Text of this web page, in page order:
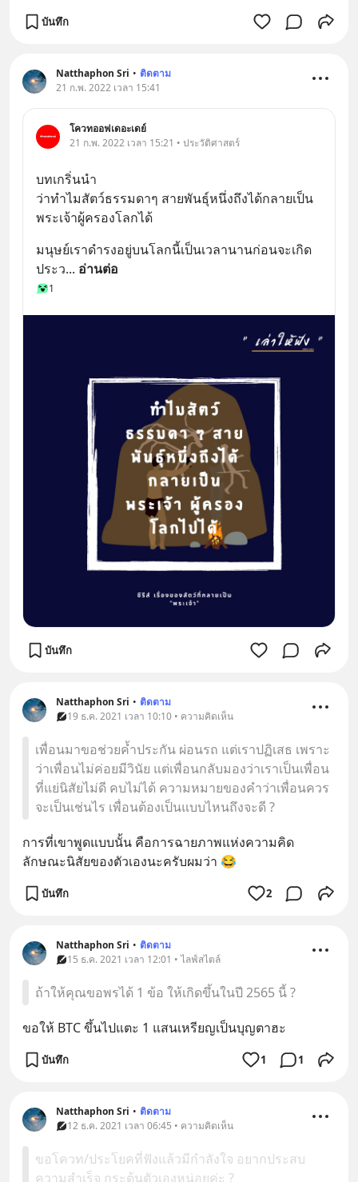
บันทึก
Natthaphon Sri • ติดตาม
21 ก.พ. 2022 เวลา 15:41
โควทออฟเดอะเดย์
21 ก.พ. 2022 เวลา 15:21 • ประวัติศาสตร์
บทเกริ่นนำ
ว่าทำไมสัตว์ธรรมดาๆ สายพันธุ์หนึ่งถึงได้กลายเป็น
พระเจ้าผู้ครองโลกได้
มนุษย์เราดำรงอยู่บนโลกนี้เป็นเวลานานก่อนจะเกิด
ประว... อ่านต่อ
1
บันทึก
Natthaphon Sri • ติดตาม
19 ธ.ค. 2021 เวลา 10:10 • ความคิดเห็น
เพื่อนมาขอช่วยค้ำประกัน ผ่อนรถ แต่เราปฏิเสธ เพราะ
ว่าเพื่อนไม่ค่อยมีวินัย แต่เพื่อนกลับมองว่าเราเป็นเพื่อน
ที่แย่นิสัยไม่ดี คบไม่ได้ ความหมายของคำว่าเพื่อนควร
จะเป็นเช่นไร เพื่อนต้องเป็นแบบไหนถึงจะดี ?
การที่เขาพูดแบบนั้น คือการฉายภาพแห่งความคิด
ลักษณะนิสัยของตัวเองนะครับผมว่า 😂
บันทึก 2
Natthaphon Sri • ติดตาม
15 ธ.ค. 2021 เวลา 12:01 • ไลฟ์สไตล์
ถ้าให้คุณขอพรได้ 1 ข้อ ให้เกิดขึ้นในปี 2565 นี้ ?
ขอให้ BTC ขึ้นไปแตะ 1 แสนเหรียญเป็นบุญตาฮะ
บันทึก 1 1
Natthaphon Sri • ติดตาม
12 ธ.ค. 2021 เวลา 06:45 • ความคิดเห็น
ขอโควท/ประโยคที่ฟังแล้วมีกำลังใจ อยากประสบ
ความสำเร็จ กระตุ้นตัวเองหน่อยค่ะ ?